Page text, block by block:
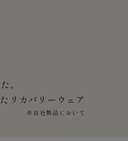
、
リカバリーウェア
※自社製品において